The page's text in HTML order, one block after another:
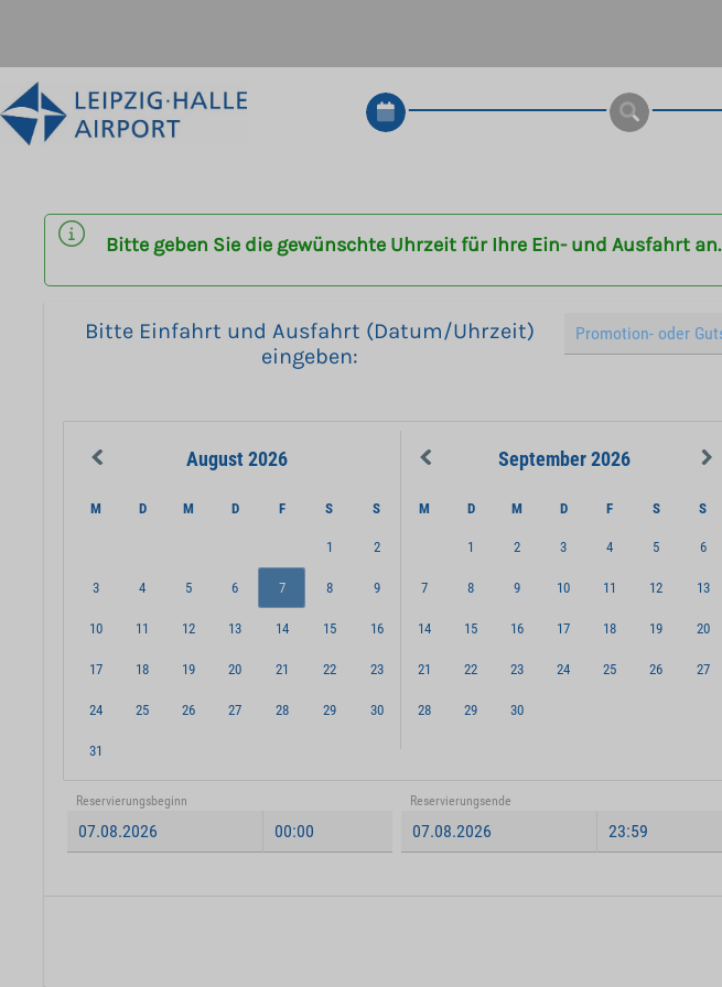
Bitte geben Sie die gewünschte Uhrzeit für Ihre Ein- und Ausfahrt an.
Bitte Einfahrt und Ausfahrt (Datum/Uhrzeit)
eingeben:
August 2026
M D M D F S S
1 2
3 4 5 6 7 8 9
10 11 12 13 14 15 16
17 18 19 20 21 22 23
24 25 26 27 28 29 30
31
September 2026
M D M D F S S
1 2 3 4 5 6
7 8 9 10 11 12 13
14 15 16 17 18 19 20
21 22 23 24 25 26 27
28 29 30
Reservierungsbeginn Reservierungsende